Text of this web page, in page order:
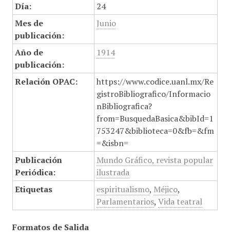
Día:
24
Mes de
publicación:
Junio
Año de
publicación:
1914
Relación OPAC:
https://www.codice.uanl.mx/Re
gistroBibliografico/Informacio
nBibliografica?
from=BusquedaBasica&bibId=1
753247&biblioteca=0&fb=&fm
=&isbn=
Publicación
Periódica:
Mundo Gráfico, revista popular
ilustrada
Etiquetas
espiritualismo, Méjico,
Parlamentarios, Vida teatral
Formatos de Salida